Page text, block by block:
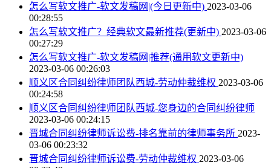
怎么写软文推广-软文发稿网|(今日更新中) 2023-03-06
00:28:55
怎么写软文推广？经典软文最新推荐(更新中) 2023-03-06
00:27:29
怎么写软文推广-软文发稿网|推荐(通用软文更新中)
2023-03-06 00:26:03
顺义区合同纠纷律师团队西城-劳动仲裁维权 2023-03-06
00:24:58
顺义区合同纠纷律师团队西城-您身边的合同纠纷律师
2023-03-06 00:24:15
晋城合同纠纷律师诉讼费-排名靠前的律师事务所 2023-
03-06 00:23:32
晋城合同纠纷律师诉讼费-劳动仲裁维权 2023-03-06